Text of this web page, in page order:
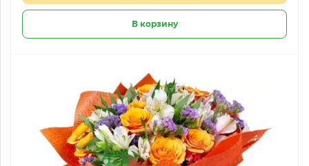
В корзину